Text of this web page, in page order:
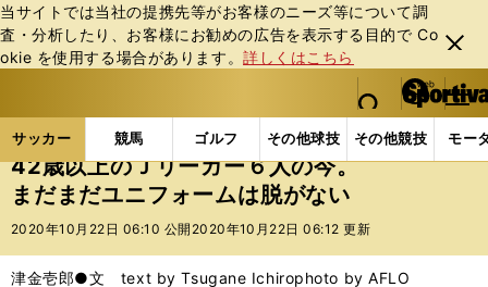
当サイトでは当社の提携先等がお客様のニーズ等について調
査・分析したり、お客様にお勧めの広告を表⽰する⽬的で Co
okie を使⽤する場合があります。詳しくはこちら
閉じ
る
web Sportiva (webスポルティーバ)
検索
マイペ
ー
ジ
メニュ
サッカー 競馬 ゴルフ その他球技 その他競技 モー
ス
ポ
ル
サッカーの記事一覧 Jリーグ他 Jリーグ 42歳以
42歳以上のＪリーガー６人の今。
まだまだユニフォームは脱がない
2020年10月22日 06:10 公開 2020年10月22日 06:12 更新
津金壱郎●文 text by Tsugane Ichirophoto by AFLO